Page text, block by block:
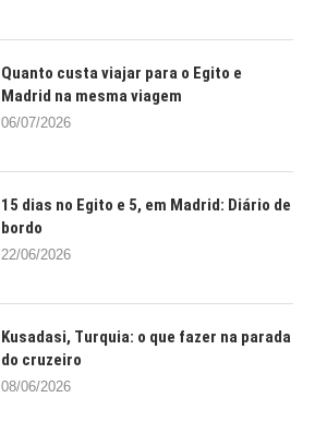
Quanto custa viajar para o Egito e
Madrid na mesma viagem
06/07/2026
15 dias no Egito e 5, em Madrid: Diário de
bordo
22/06/2026
Kusadasi, Turquia: o que fazer na parada
do cruzeiro
08/06/2026